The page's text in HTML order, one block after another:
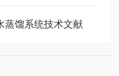
蒸馏系统技术文献